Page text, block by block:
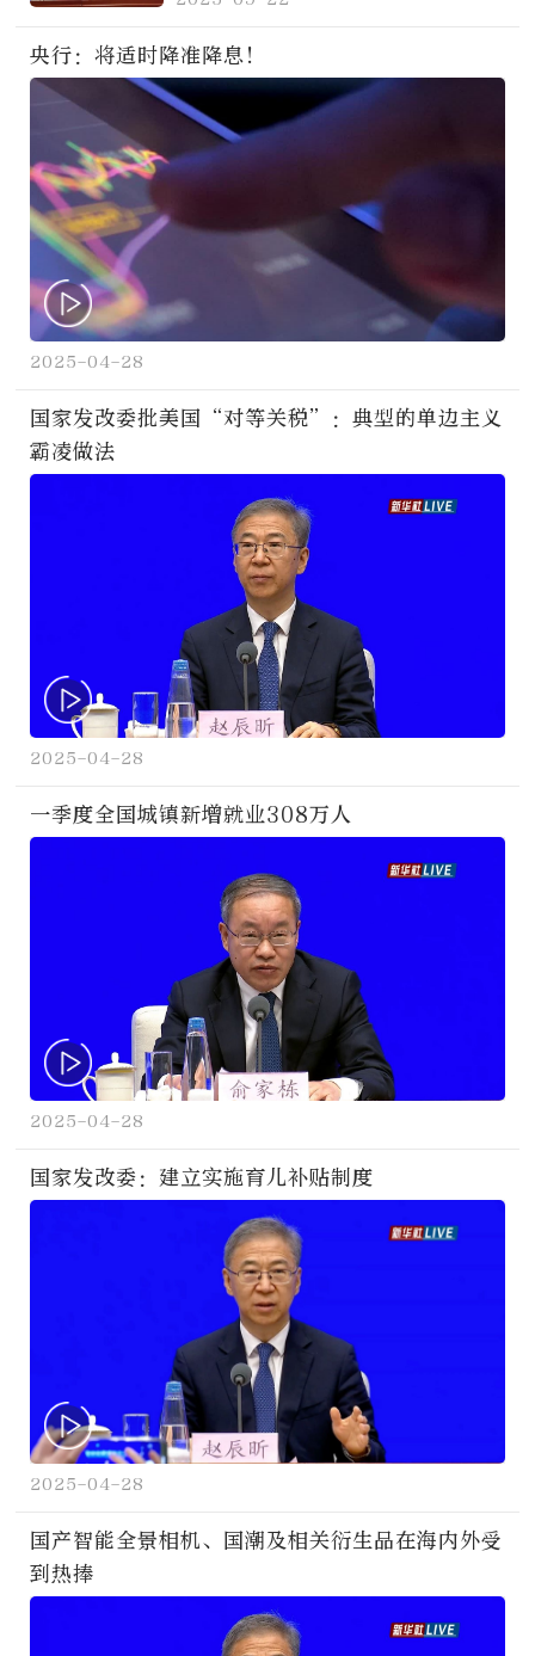
央行：将适时降准降息！
2025-04-28
国家发改委批美国“对等关税”：典型的单边主义
霸凌做法
2025-04-28
一季度全国城镇新增就业308万人
2025-04-28
国家发改委：建立实施育儿补贴制度
2025-04-28
国产智能全景相机、国潮及相关衍生品在海内外受
到热捧